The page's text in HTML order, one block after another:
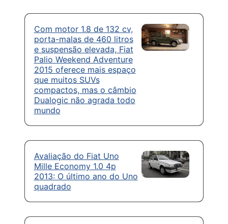
Com motor 1.8 de 132 cv,
porta-malas de 460 litros
e suspensão elevada, Fiat
Palio Weekend Adventure
2015 oferece mais espaço
que muitos SUVs
compactos, mas o câmbio
Dualogic não agrada todo
mundo
Avaliação do Fiat Uno
Mille Economy 1.0 4p
2013: O último ano do Uno
quadrado